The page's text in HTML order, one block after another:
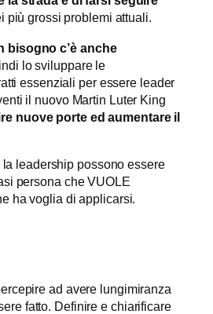
più grossi problemi attuali.
bisogno c’è anche
lo sviluppare le
essenziali per essere leader
il nuovo Martin Luter King
nuove porte ed aumentare il
la leadership possono essere
persona che VUOLE
ha voglia di applicarsi.
ad avere lungimiranza
fatto. Definire e chiarificare